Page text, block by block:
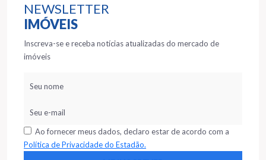
NEWSLETTER
IMÓVEIS
Inscreva-se e receba notícias atualizadas do mercado de
imóveis
Ao fornecer meus dados, declaro estar de acordo com a
Política de Privacidade do Estadão.